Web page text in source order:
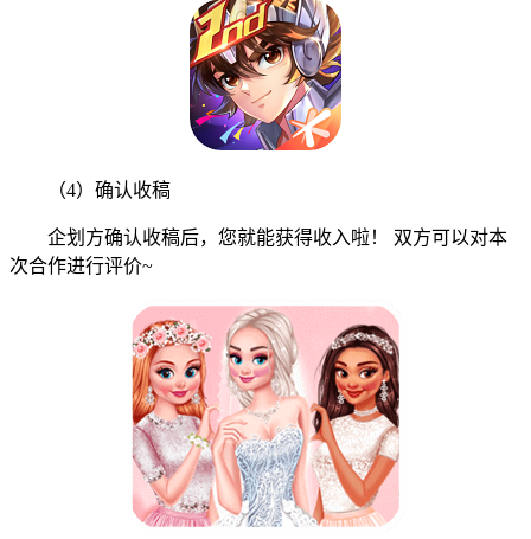
（4）确认收稿
企划方确认收稿后，您就能获得收入啦！ 双方可以对本
次合作进行评价~